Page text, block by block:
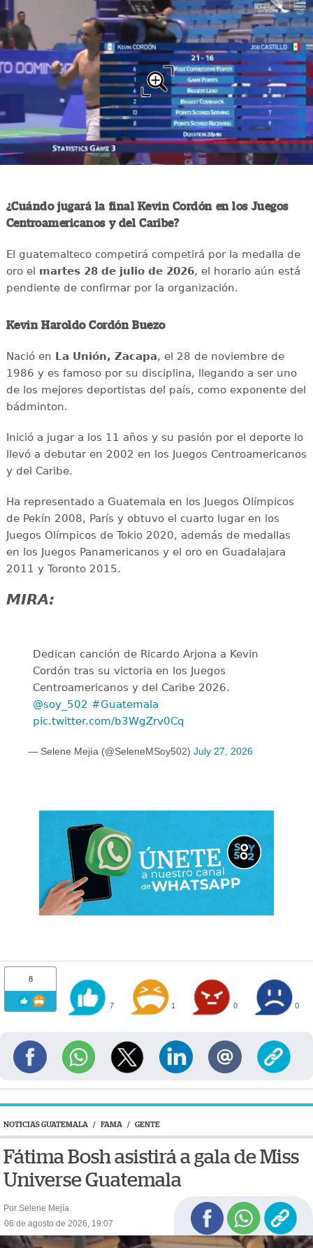
¿Cuándo jugará la final Kevin Cordón en los Juegos
Centroamericanos y del Caribe?
El guatemalteco competirá competirá por la medalla de
oro el martes 28 de julio de 2026, el horario aún está
pendiente de confirmar por la organización.
Kevin Haroldo Cordón Buezo
Nació en La Unión, Zacapa, el 28 de noviembre de
1986 y es famoso por su disciplina, llegando a ser uno
de los mejores deportistas del país, como exponente del
bádminton.
Inició a jugar a los 11 años y su pasión por el deporte lo
llevó a debutar en 2002 en los Juegos Centroamericanos
y del Caribe.
Ha representado a Guatemala en los Juegos Olímpicos
de Pekín 2008, París y obtuvo el cuarto lugar en los
Juegos Olímpicos de Tokio 2020, además de medallas
en los Juegos Panamericanos y el oro en Guadalajara
2011 y Toronto 2015.
MIRA:
Dedican canción de Ricardo Arjona a Kevin
Cordón tras su victoria en los Juegos
Centroamericanos y del Caribe 2026.
@soy_502 #Guatemala
pic.twitter.com/b3WgZrv0Cq
— Selene Mejía (@SeleneMSoy502) July 27, 2026
8
7 1 0 0
NOTICIAS GUATEMALA / FAMA / GENTE
Fátima Bosh asistirá a gala de Miss
Universe Guatemala
Por Selene Mejía
06 de agosto de 2026, 19:07